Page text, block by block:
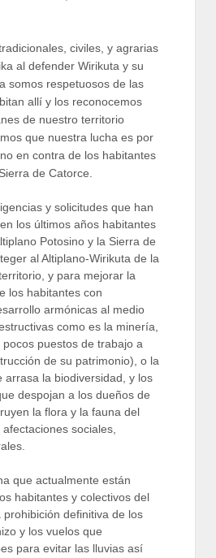
civiles, y agrarias
al defender Wirikuta y su
somos respetuosos de las
allí y los reconocemos
de nuestro territorio
que nuestra lucha es por
en contra de los habitantes
de Catorce.
y solicitudes que han
los últimos años habitantes
Potosino y la Sierra de
al Altiplano-Wirikuta de la
y para mejorar la
los habitantes con
armónicas al medio
como es la minería,
puestos de trabajo a
de su patrimonio), o la
arrasa la biodiversidad, y los
despojan a los dueños de
la flora y la fauna del
sociales,
que actualmente están
habitantes y colectivos del
prohibición definitiva de los
y los vuelos que
para evitar las lluvias así